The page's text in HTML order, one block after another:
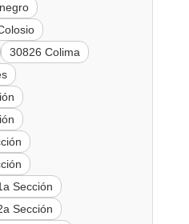
30826 Colima
Sección
Sección